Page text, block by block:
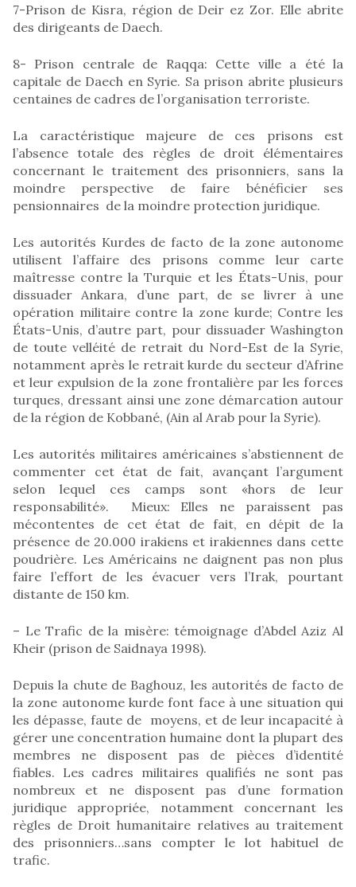
7-Prison de Kisra, région de Deir ez Zor. Elle abrite
des dirigeants de Daech.
8- Prison centrale de Raqqa: Cette ville a été la
capitale de Daech en Syrie. Sa prison abrite plusieurs
centaines de cadres de l’organisation terroriste.
La caractéristique majeure de ces prisons est
l’absence totale des règles de droit élémentaires
concernant le traitement des prisonniers, sans la
moindre perspective de faire bénéficier ses
pensionnaires de la moindre protection juridique.
Les autorités Kurdes de facto de la zone autonome
utilisent l’affaire des prisons comme leur carte
maîtresse contre la Turquie et les États-Unis, pour
dissuader Ankara, d’une part, de se livrer à une
opération militaire contre la zone kurde; Contre les
États-Unis, d’autre part, pour dissuader Washington
de toute velléité de retrait du Nord-Est de la Syrie,
notamment après le retrait kurde du secteur d’Afrine
et leur expulsion de la zone frontalière par les forces
turques, dressant ainsi une zone démarcation autour
de la région de Kobbané, (Ain al Arab pour la Syrie).
Les autorités militaires américaines s’abstiennent de
commenter cet état de fait, avançant l’argument
selon lequel ces camps sont «hors de leur
responsabilité». Mieux: Elles ne paraissent pas
mécontentes de cet état de fait, en dépit de la
présence de 20.000 irakiens et irakiennes dans cette
poudrière. Les Américains ne daignent pas non plus
faire l’effort de les évacuer vers l’Irak, pourtant
distante de 150 km.
– Le Trafic de la misère: témoignage d’Abdel Aziz Al
Kheir (prison de Saidnaya 1998).
Depuis la chute de Baghouz, les autorités de facto de
la zone autonome kurde font face à une situation qui
les dépasse, faute de moyens, et de leur incapacité à
gérer une concentration humaine dont la plupart des
membres ne disposent pas de pièces d’identité
fiables. Les cadres militaires qualifiés ne sont pas
nombreux et ne disposent pas d’une formation
juridique appropriée, notamment concernant les
règles de Droit humanitaire relatives au traitement
des prisonniers…sans compter le lot habituel de
trafic.